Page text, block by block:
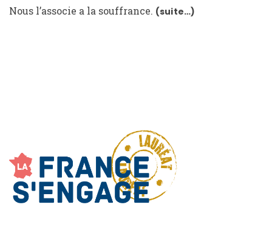
Nous l’associe а la souffrance. (suite…)